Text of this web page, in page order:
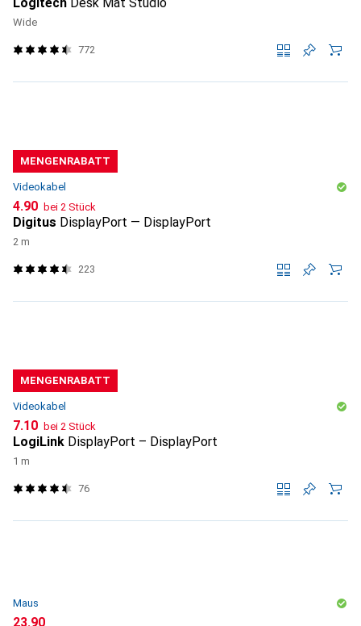
Wide
772
MENGENRABATT
Videokabel
CHF
4.90 bei 2 Stück
Digitus DisplayPort — DisplayPort
2 m
223
MENGENRABATT
Videokabel
CHF
7.10 bei 2 Stück
LogiLink DisplayPort – DisplayPort
1 m
76
Maus
CHF
23.90